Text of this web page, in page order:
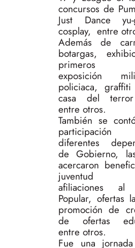
concursos de
Just Dance
cosplay, entre
Además de
botargas,
primeros
exposición
policiaca, graffiti
casa del
entre otros.
También se
diferentes
de Gobierno,
acercaron
juventud
afiliaciones al
Popular, ofertas
promoción de
de ofertas
entre otros.
Fue una